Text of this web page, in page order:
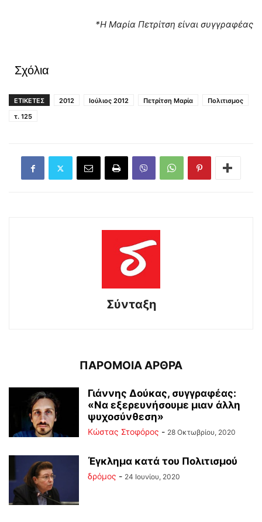
*Η Μαρία Πετρίτση είναι συγγραφέας
Σχόλια
ΕΤΙΚΕΤΕΣ 2012 Ιούλιος 2012 Πετρίτση Μαρία
Πολιτισμος
τ. 125
Σύνταξη
ΠΑΡΟΜΟΙΑ ΑΡΘΡΑ
Γιάννης Δούκας, συγγραφέας:
«Να εξερευνήσουμε μιαν άλλη
ψυχοσύνθεση»
Κώστας Στοφόρος - 28 Οκτωβρίου, 2020
Έγκλημα κατά του Πολιτισμού
δρόμος - 24 Ιουνίου, 2020